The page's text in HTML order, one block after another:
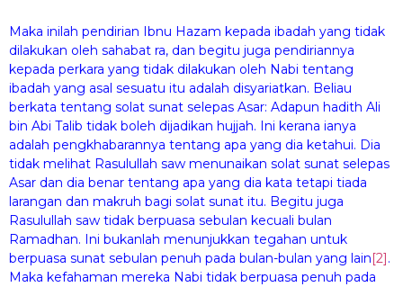
Maka inilah pendirian Ibnu Hazam kepada ibadah yang tidak
dilakukan oleh sahabat ra, dan begitu juga pendiriannya
kepada perkara yang tidak dilakukan oleh Nabi tentang
ibadah yang asal sesuatu itu adalah disyariatkan. Beliau
berkata tentang solat sunat selepas Asar: Adapun hadith Ali
bin Abi Talib tidak boleh dijadikan hujjah. Ini kerana ianya
adalah pengkhabarannya tentang apa yang dia ketahui. Dia
tidak melihat Rasulullah saw menunaikan solat sunat selepas
Asar dan dia benar tentang apa yang dia kata tetapi tiada
larangan dan makruh bagi solat sunat itu. Begitu juga
Rasulullah saw tidak berpuasa sebulan kecuali bulan
Ramadhan. Ini bukanlah menunjukkan tegahan untuk
berpuasa sunat sebulan penuh pada bulan-bulan yang lain[2].
Maka kefahaman mereka Nabi tidak berpuasa penuh pada